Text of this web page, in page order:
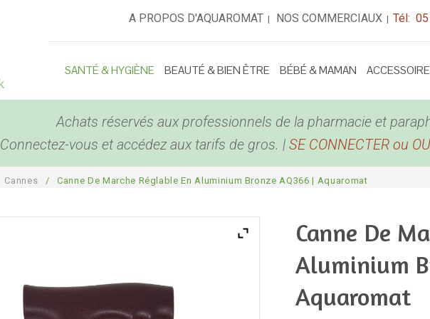
A PROPOS D'AQUAROMAT | NOS COMMERCIAUX | Tél:
SANTÉ & HYGIÈNE BEAUTÉ & BIEN ÊTRE BÉBÉ & MAMAN
Achats réservés aux professionnels de la pharmacie et
Connectez-vous et accédez aux tarifs de gros. | SE CONNECTER ou
Cannes / Canne De Marche Réglable En Aluminium Bronze AQ366 | Aquaromat
Canne De
Aluminium
Aquaromat